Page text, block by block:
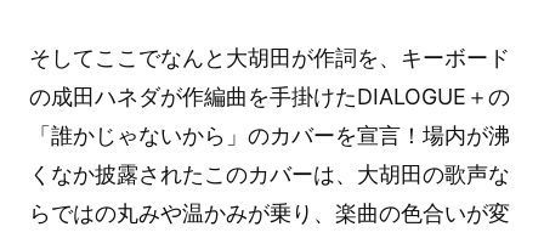
そしてここでなんと大胡田が作詞を、キーボード
の成田ハネダが作編曲を手掛けたDIALOGUE＋の
「誰かじゃないから」のカバーを宣言！場内が沸
くなか披露されたこのカバーは、大胡田の歌声な
らではの丸みや温かみが乗り、楽曲の色合いが変